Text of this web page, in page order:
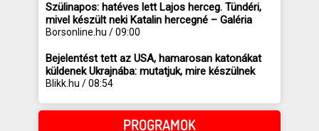
Szülinapos: hatéves lett Lajos herceg. Tündéri,
mivel készült neki Katalin hercegné – Galéria
Borsonline.hu / 09:00
Bejelentést tett az USA, hamarosan katonákat
küldenek Ukrajnába: mutatjuk, mire készülnek
Blikk.hu / 08:54
PROGRAMOK